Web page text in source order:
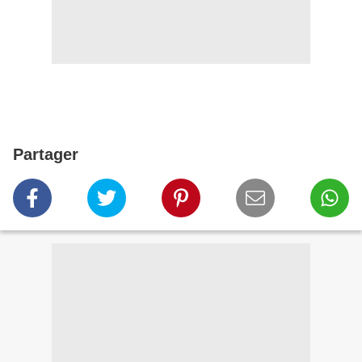
Partager